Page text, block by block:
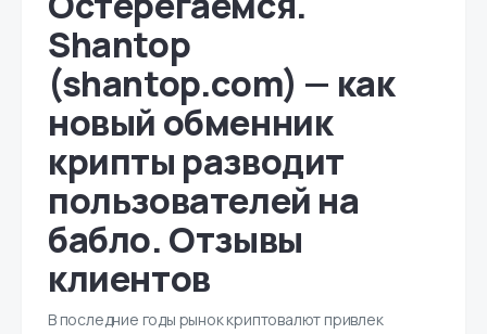
Shantop
(shantop.com) — как
новый обменник
крипты разводит
пользователей на
бабло. Отзывы
клиентов
В последние годы рынок криптовалют привлек